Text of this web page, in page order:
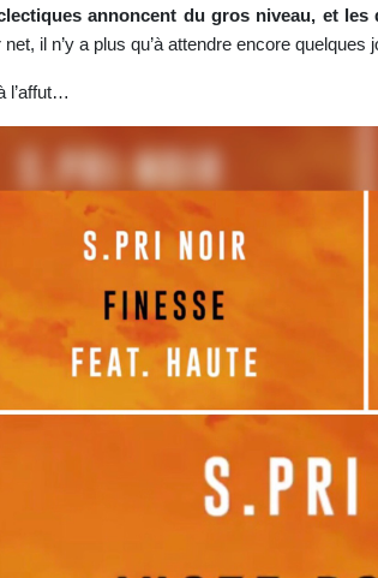
annoncent du gros niveau, et les
il n’y a plus qu’à attendre encore quelques
l’affut…